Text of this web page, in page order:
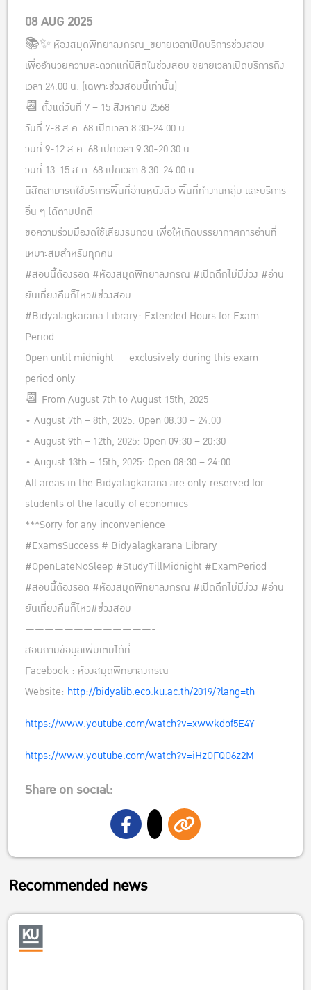
08 AUG 2025
📚✨ ห้องสมุดพิทยาลงกรณ_ขยายเวลาเปิดบริการช่วงสอบ
เพื่ออำนวยความสะดวกแก่นิสิตในช่วงสอบ ขยายเวลาเปิดบริการถึง
เวลา 24.00 น. (เฉพาะช่วงสอบนี้เท่านั้น)
📆 ตั้งแต่วันที่ 7 – 15 สิงหาคม 2568
วันที่ 7-8 ส.ค. 68 เปิดเวลา 8.30-24.00 น.
วันที่ 9-12 ส.ค. 68 เปิดเวลา 9.30-20.30 น.
วันที่ 13-15 ส.ค. 68 เปิดเวลา 8.30-24.00 น.
นิสิตสามารถใช้บริการพื้นที่อ่านหนังสือ พื้นที่ทำงานกลุ่ม และบริการ
อื่น ๆ ได้ตามปกติ
ขอความร่วมมืองดใช้เสียงรบกวน เพื่อให้เกิดบรรยากาศการอ่านที่
เหมาะสมสำหรับทุกคน
#สอบนี้ต้องรอด #ห้องสมุดพิทยาลงกรณ #เปิดดึกไม่มีง่วง #อ่าน
ยันเที่ยงคืนก็ไหว#ช่วงสอบ
#Bidyalagkarana Library: Extended Hours for Exam
Period
Open until midnight — exclusively during this exam
period only
📆 From August 7th to August 15th, 2025
• August 7th – 8th, 2025: Open 08:30 – 24:00
• August 9th – 12th, 2025: Open 09:30 – 20:30
• August 13th – 15th, 2025: Open 08:30 – 24:00
All areas in the Bidyalagkarana are only reserved for
students of the faculty of economics
***Sorry for any inconvenience
#ExamsSuccess # Bidyalagkarana Library
#OpenLateNoSleep #StudyTillMidnight #ExamPeriod
#สอบนี้ต้องรอด #ห้องสมุดพิทยาลงกรณ #เปิดดึกไม่มีง่วง #อ่าน
ยันเที่ยงคืนก็ไหว#ช่วงสอบ
—————————————-
สอบถามข้อมูลเพิ่มเติมได้ที่
Facebook : ห้องสมุดพิทยาลงกรณ
Website: http://bidyalib.eco.ku.ac.th/2019/?lang=th
https://www.youtube.com/watch?v=xwwkdof5E4Y
https://www.youtube.com/watch?v=iHzOFQO6z2M
Share on social:
Recommended news